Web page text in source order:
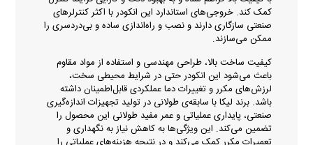
کمک کند. خروجی‌های استاندارد این انکودر با اکثر کنترلرهای
صنعتی سازگاری دارند و نصب و راه‌اندازی ساده و بی‌دردسری را
ممکن می‌سازند.
کیفیت ساخت بالا، طراحی مهندسی و استفاده از مواد مقاوم
باعث می‌شود این انکودر حتی در شرایط محیطی سخت،
لرزش‌های مکرر و تغییرات دما عملکردی قابل‌اطمینان داشته
باشد. برند لیکا با سابقه‌ی طولانی در تولید تجهیزات اندازه‌گیری
صنعتی، پایداری عملیاتی و عمر مفید طولانی این محصول را
تضمین می‌کند. این ویژگی‌ها به کاهش نیاز به نگهداری و
تعمیرات مکرر کمک می‌کند و در نتیجه هزینه‌های عملیاتی را